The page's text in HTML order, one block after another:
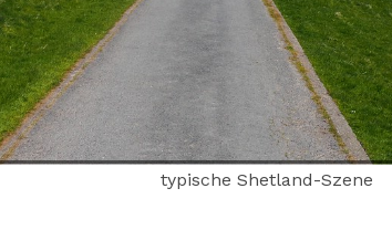
typische Shetland-Szene